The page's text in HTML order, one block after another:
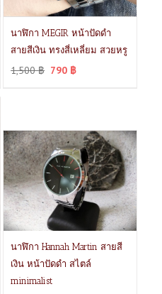
นาฬิกา MEGIR หน้าปัดดำ
สายสีเงิน ทรงสี่เหลี่ยม สวยหรู
1,500฿ 790 ฿
นาฬิกา Hannah Martin สายสี
เงิน หน้าปัดดำ สไตล์
minimalist